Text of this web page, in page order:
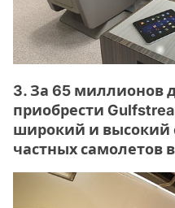
3. За 65 миллионов
приобрести
широкий и высокий
частных самолетов